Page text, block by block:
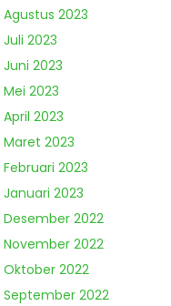
Agustus 2023
Juli 2023
Juni 2023
Mei 2023
April 2023
Maret 2023
Februari 2023
Januari 2023
Desember 2022
November 2022
Oktober 2022
September 2022